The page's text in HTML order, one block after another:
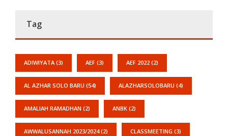
Tag
ADIWIYATA (3) AEF (3) AEF 2022 (2)
AL AZHAR SOLO BARU (54) ALAZHARSOLOBARU (4)
AMALIAH RAMADHAN (2) ANBK (2)
AWWALUSANNAH 2023/2024(2) CLASSMEETING (3)